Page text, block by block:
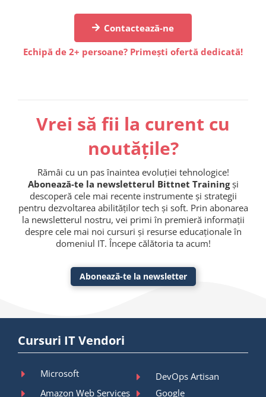
Contactează-ne
Echipă de 2+ persoane? Primești ofertă dedicată!
Vrei să fii la curent cu
noutățile?
Rămâi cu un pas înaintea evoluției tehnologice!
Abonează-te la newsletterul Bittnet Trainingși
descoperă cele mai recente instrumente și strategii
pentru dezvoltarea abilităților tech și soft. Prin abonarea
la newsletterul nostru, vei primi în premieră informații
despre cele mai noi cursuri și resurse educaționale în
domeniul IT. Începe călătoria ta acum!
Abonează-te la newsletter
Cursuri IT Vendori
Microsoft
DevOps Artisan
Amazon Web Services
Google